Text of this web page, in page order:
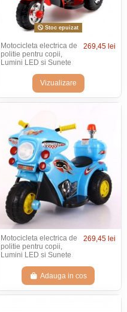
Stoc epuizat
Motocicleta electrica de
politie pentru copii,
Lumini LED si Sunete
269,45 lei
Vizualizare
Motocicleta electrica de
politie pentru copii,
Lumini LED si Sunete
269,45 lei
Adauga in cos